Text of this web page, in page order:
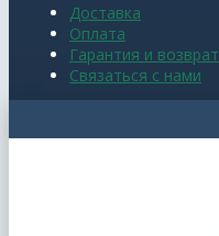
Доставка
Оплата
Гарантия и возврат
Связаться с нами